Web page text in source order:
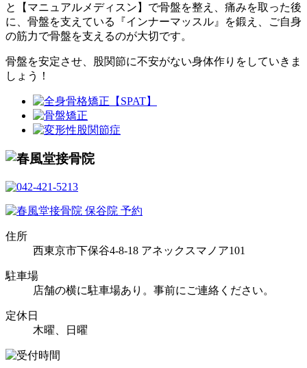
と【マニュアルメディスン】で骨盤を整え、痛みを取った後
に、骨盤を支えている『インナーマッスル』を鍛え、ご自身
の筋力で骨盤を支えるのが大切です。
骨盤を安定させ、股関節に不安がない身体作りをしていきま
しょう！
住所
西東京市下保谷4-8-18 アネックスマノア101
駐車場
店舗の横に駐車場あり。事前にご連絡ください。
定休日
木曜、日曜